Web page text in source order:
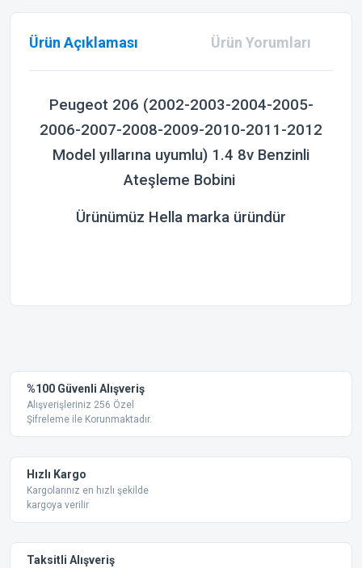
Ürün Açıklaması Ürün Yorumları
Peugeot 206 (2002-2003-2004-2005-
2006-2007-2008-2009-2010-2011-2012
Model yıllarına uyumlu) 1.4 8v Benzinli
Ateşleme Bobini
Ürünümüz Hella marka üründür
Ürün resmi kalitesiz, bozuk veya görüntülenemiyor.
Ürün açıklamasında eksik bilgiler bulunuyor.
Bu ürüne benzer farklı alternatifler olmalı.
%100 Güvenli Alışveriş
Alışverişleriniz 256 Özel
Şifreleme ile Korunmaktadır.
Hızlı Kargo
Kargolarınız en hızlı şekilde
kargoya verilir
Taksitli Alışveriş